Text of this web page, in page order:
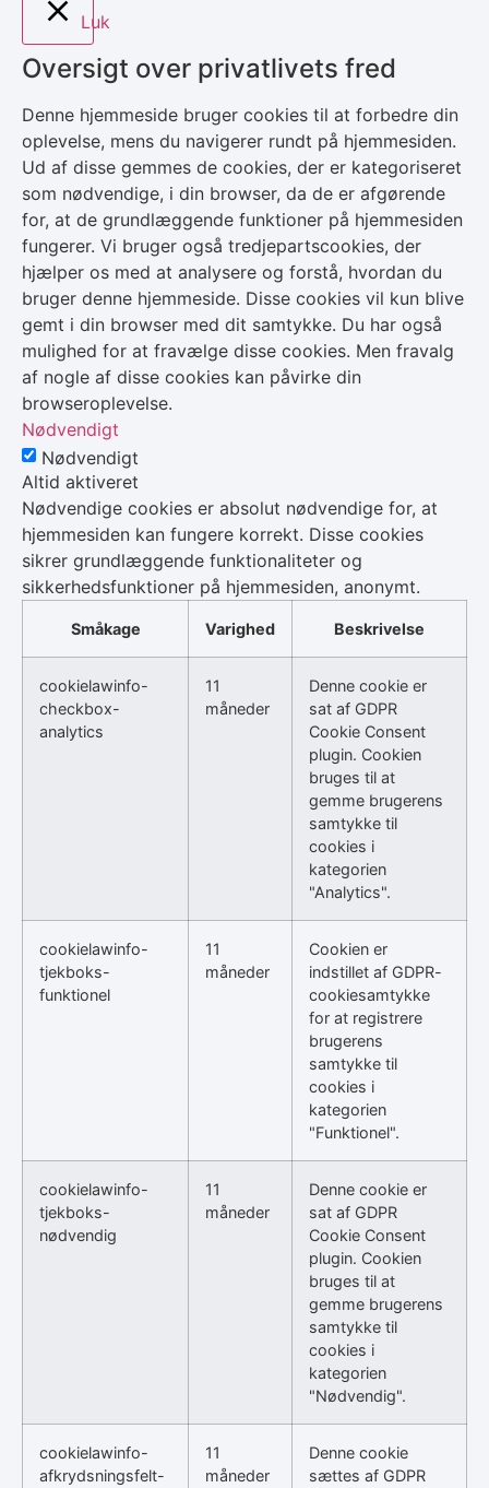
Luk
Oversigt over privatlivets fred
Denne hjemmeside bruger cookies til at forbedre din
oplevelse, mens du navigerer rundt på hjemmesiden.
Ud af disse gemmes de cookies, der er kategoriseret
som nødvendige, i din browser, da de er afgørende
for, at de grundlæggende funktioner på hjemmesiden
fungerer. Vi bruger også tredjepartscookies, der
hjælper os med at analysere og forstå, hvordan du
bruger denne hjemmeside. Disse cookies vil kun blive
gemt i din browser med dit samtykke. Du har også
mulighed for at fravælge disse cookies. Men fravalg
af nogle af disse cookies kan påvirke din
browseroplevelse.
Nødvendigt
Nødvendigt
Altid aktiveret
Nødvendige cookies er absolut nødvendige for, at
hjemmesiden kan fungere korrekt. Disse cookies
sikrer grundlæggende funktionaliteter og
sikkerhedsfunktioner på hjemmesiden, anonymt.
Småkage Varighed Beskrivelse
cookielawinfo-
checkbox-
analytics
11
måneder
Denne cookie er
sat af GDPR
Cookie Consent
plugin. Cookien
bruges til at
gemme brugerens
samtykke til
cookies i
kategorien
"Analytics".
cookielawinfo-
tjekboks-
funktionel
11
måneder
Cookien er
indstillet af GDPR-
cookiesamtykke
for at registrere
brugerens
samtykke til
cookies i
kategorien
"Funktionel".
cookielawinfo-
tjekboks-
nødvendig
11
måneder
Denne cookie er
sat af GDPR
Cookie Consent
plugin. Cookien
bruges til at
gemme brugerens
samtykke til
cookies i
kategorien
"Nødvendig".
cookielawinfo-
afkrydsningsfelt-
11
måneder
Denne cookie
sættes af GDPR